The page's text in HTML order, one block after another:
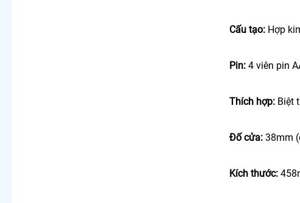
Cấu tạo: Hợp
Pin: 4 viên pin
Thích hợp: Biệt
Đố cửa: 38mm
Kích thước: